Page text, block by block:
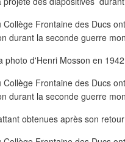
photo d'Henri Mosson en
obtenues après son